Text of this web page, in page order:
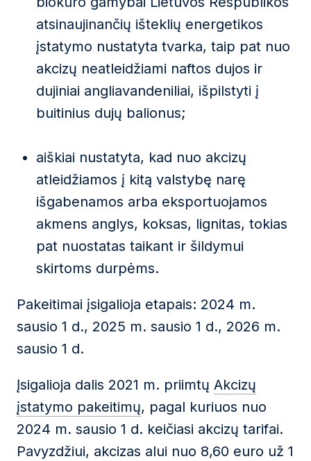
atsinaujinančių išteklių energetikos
įstatymo nustatyta tvarka, taip pat nuo
akcizų neatleidžiami naftos dujos ir
dujiniai angliavandeniliai, išpilstyti į
buitinius dujų balionus;
aiškiai nustatyta, kad nuo akcizų
atleidžiamos į kitą valstybę narę
išgabenamos arba eksportuojamos
akmens anglys, koksas, lignitas, tokias
pat nuostatas taikant ir šildymui
skirtoms durpėms.
Pakeitimai įsigalioja etapais: 2024 m.
sausio 1 d., 2025 m. sausio 1 d., 2026 m.
sausio 1 d.
Įsigalioja dalis 2021 m. priimtų Akcizų
įstatymo pakeitimų, pagal kuriuos nuo
2024 m. sausio 1 d. keičiasi akcizų tarifai.
Pavyzdžiui, akcizas alui nuo 8,60 euro už 1